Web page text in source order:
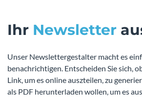
Ihr Newsletter
Unser Newslettergestalter macht es
benachrichtigen. Entscheiden Sie sich,
Link, um es online auszteilen, zu
als PDF herunterladen wollen, um es